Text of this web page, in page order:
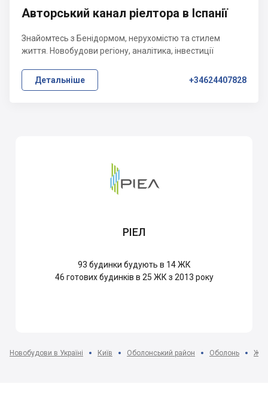
Авторський канал ріелтора в Іспанії
Знайомтесь з Бенідормом, нерухомістю та стилем
життя. Новобудови регіону, аналітика, інвестиції
Детальніше +34624407828
РІЕЛ
93 будинки будують в 14 ЖК
46 готових будинків в 25 ЖК з 2013 року
Новобудови в Україні Київ Оболонський район Оболонь ЖК